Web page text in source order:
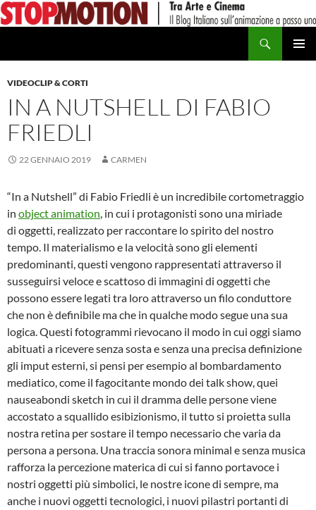
Vai
al
VIDEOCLIP & CORTI
IN A NUTSHELL DI FABIO
FRIEDLI
22 GENNAIO 2019 CARMEN
“In a Nutshell” di Fabio Friedli è un incredibile cortometraggio
in object animation, in cui i protagonisti sono una miriade
di oggetti, realizzato per raccontare lo spirito del nostro
tempo. Il materialismo e la velocità sono gli elementi
predominanti, questi vengono rappresentati attraverso il
susseguirsi veloce e scattoso di immagini di oggetti che
possono essere legati tra loro attraverso un filo conduttore
che non è definibile ma che in qualche modo segue una sua
logica. Questi fotogrammi rievocano il modo in cui oggi siamo
abituati a ricevere senza sosta e senza una precisa definizione
gli imput esterni, si pensi per esempio al bombardamento
mediatico, come il fagocitante mondo dei talk show, quei
nauseabondi sketch in cui il dramma delle persone viene
accostato a squallido esibizionismo, il tutto si proietta sulla
nostra retina per sostare il tempo necessario che varia da
persona a persona. Una traccia sonora minimal e senza musica
rafforza la percezione materica di cui si fanno portavoce i
nostri oggetti più simbolici, le nostre icone di sempre, ma
anche i nuovi oggetti tecnologici, i nuovi pilastri portanti di